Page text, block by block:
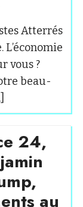
Atterrés
vous ?
beau-
24,
au